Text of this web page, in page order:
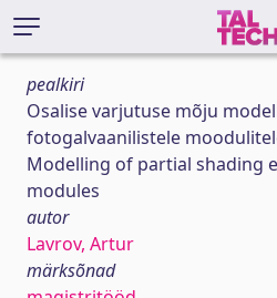
pealkiri
Osalise varjutuse mõju
fotogalvaanilistele
Modelling of partial shading
modules
autor
Lavrov, Artur
märksõnad